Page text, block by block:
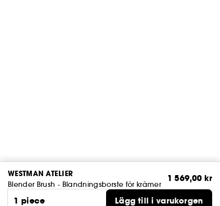
WESTMAN ATELIER
Blender Brush - Blandningsborste för krämer
1 569,00 kr
1 piece
Lägg till i varukorgen